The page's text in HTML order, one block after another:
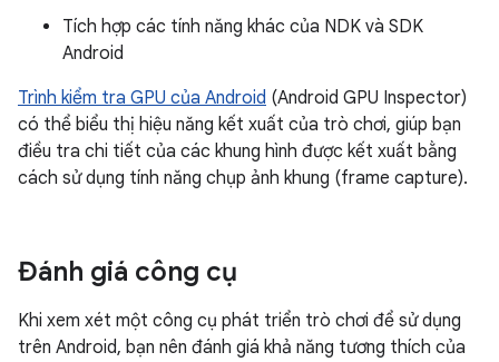
Tích hợp các tính năng khác của NDK và SDK
Android
Trình kiểm tra GPU của Android (Android GPU Inspector)
có thể biểu thị hiệu năng kết xuất của trò chơi, giúp bạn
điều tra chi tiết của các khung hình được kết xuất bằng
cách sử dụng tính năng chụp ảnh khung (frame capture).
Đánh giá công cụ
Khi xem xét một công cụ phát triển trò chơi để sử dụng
trên Android, bạn nên đánh giá khả năng tương thích của